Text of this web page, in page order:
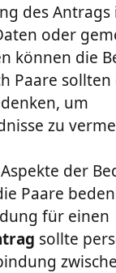
des
oder
können die
Paare sollten
um
zu
der
Paare
für einen
sollte